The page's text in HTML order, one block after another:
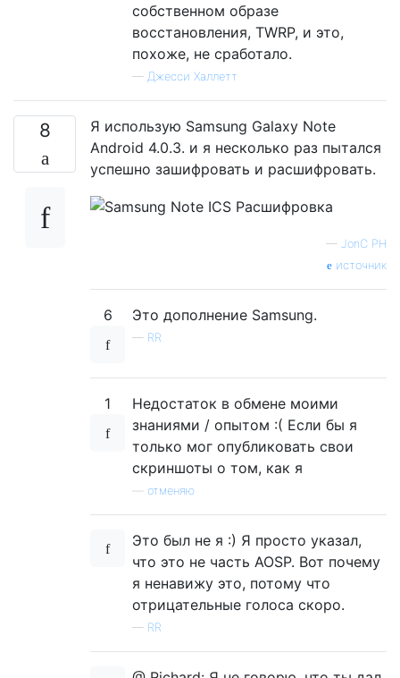
собственном образе
восстановления, TWRP, и это,
похоже, не сработало.
— Джесси Халлетт
8
Я использую Samsung Galaxy Note
Android 4.0.3. и я несколько раз пытался
успешно зашифровать и расшифровать.
— JonC PH
источник
6 Это дополнение Samsung.
— RR
1
Недостаток в обмене моими
знаниями / опытом :( Если бы я
только мог опубликовать свои
скриншоты о том, как я
отменяю
Это был не я :) Я просто указал,
что это не часть AOSP. Вот почему
я ненавижу это, потому что
отрицательные голоса скоро.
— RR